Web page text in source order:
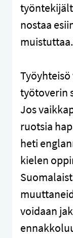
nostaa
muistuttaa.
työtoverin
Jos
ruotsia
heti
kielen
voidaan